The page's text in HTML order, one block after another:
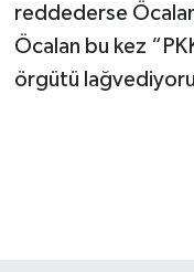
reddederse
Öcalan bu kez
örgütü